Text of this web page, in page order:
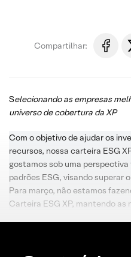
Compartilhar:
Selecionando as empresas
universo de cobertura da XP
Com o objetivo de ajudar os
recursos, nossa carteira ESG
gostamos sob uma
padrões ESG, visando superar
Para março, não estamos
Carteira ESG XP, mantendo as